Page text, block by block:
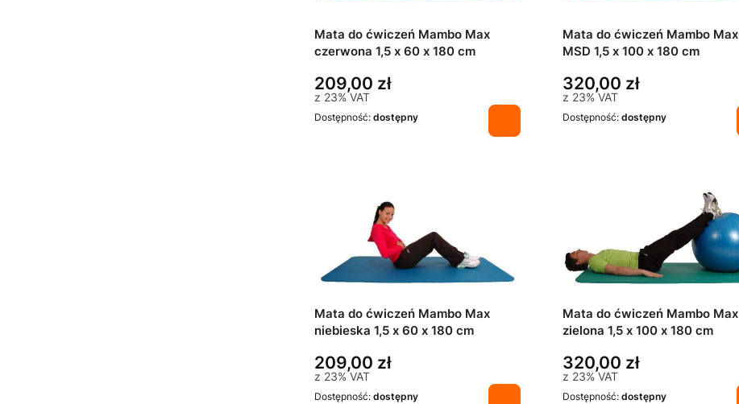
Mata do ćwiczeń Mambo Max
czerwona 1,5 x 60 x 180 cm
209,00 zł
z 23%VAT
Dostępność: dostępny
Mata do ćwiczeń Mambo Max
MSD 1,5 x 100 x 180 cm
320,00 zł
z 23%VAT
Dostępność: dostępny
Mata do ćwiczeń Mambo Max
niebieska 1,5 x 60 x 180 cm
209,00 zł
z 23%VAT
Dostępność: dostępny
Mata do ćwiczeń Mambo Max
zielona 1,5 x 100 x 180 cm
320,00 zł
z 23%VAT
Dostępność: dostępny